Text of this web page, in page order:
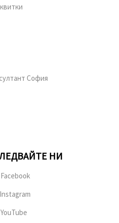
София
НИ
Facebook
Instagram
YouTube